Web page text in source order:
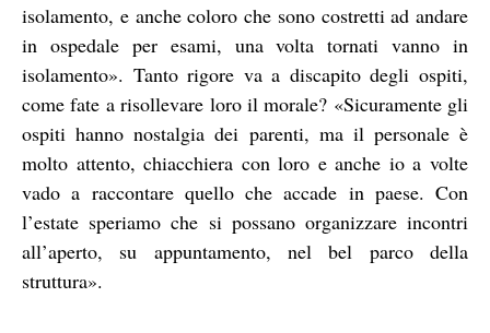
isolamento, e anche coloro che sono costretti ad andare
in ospedale per esami, una volta tornati vanno in
isolamento». Tanto rigore va a discapito degli ospiti,
come fate a risollevare loro il morale? «Sicuramente gli
ospiti hanno nostalgia dei parenti, ma il personale è
molto attento, chiacchiera con loro e anche io a volte
vado a raccontare quello che accade in paese. Con
l’estate speriamo che si possano organizzare incontri
all’aperto, su appuntamento, nel bel parco della
struttura».